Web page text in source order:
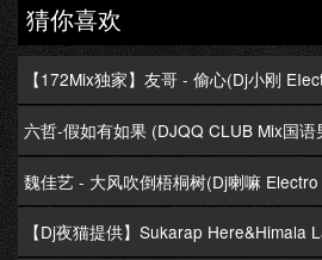
猜你喜欢
【172Mix独家】友哥 - 偷心(Dj小刚
六哲-假如有如果 (DJQQ CLUB Mix国语
魏佳艺 - 大风吹倒梧桐树(Dj喇嘛